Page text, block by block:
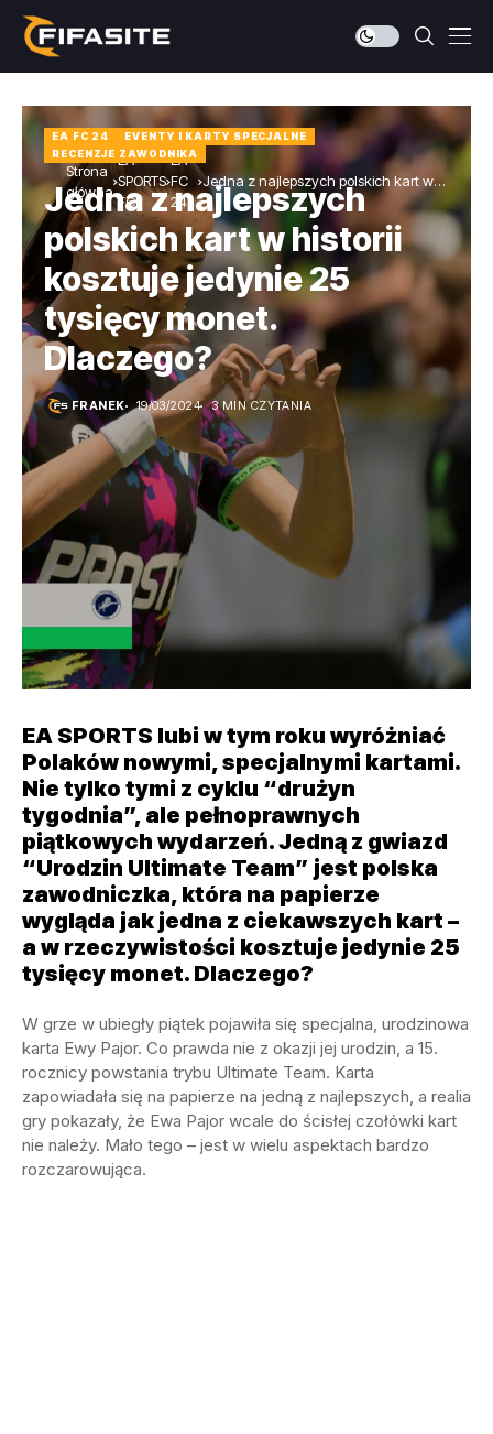
Strona
główna
EA
SPORTS
FC
EA
FC
24
Jedna z najlepszych polskich kart w
historii kosztuje jedynie 25 tysięcy monet.
Dlaczego?
EA FC 24
EVENTY I KARTY SPECJALNE
RECENZJE ZAWODNIKA
Jedna z najlepszych
polskich kart w historii
kosztuje jedynie 25
tysięcy monet.
Dlaczego?
FRANEK 19/03/2024 3 MIN CZYTANIA
EA SPORTS lubi w tym roku wyróżniać
Polaków nowymi, specjalnymi kartami.
Nie tylko tymi z cyklu “drużyn
tygodnia”, ale pełnoprawnych
piątkowych wydarzeń. Jedną z gwiazd
“Urodzin Ultimate Team” jest polska
zawodniczka, która na papierze
wygląda jak jedna z ciekawszych kart –
a w rzeczywistości kosztuje jedynie 25
tysięcy monet. Dlaczego?
W grze w ubiegły piątek pojawiła się specjalna, urodzinowa
karta Ewy Pajor. Co prawda nie z okazji jej urodzin, a 15.
rocznicy powstania trybu Ultimate Team. Karta
zapowiadała się na papierze na jedną z najlepszych, a realia
gry pokazały, że Ewa Pajor wcale do ścisłej czołówki kart
nie należy. Mało tego – jest w wielu aspektach bardzo
rozczarowująca.